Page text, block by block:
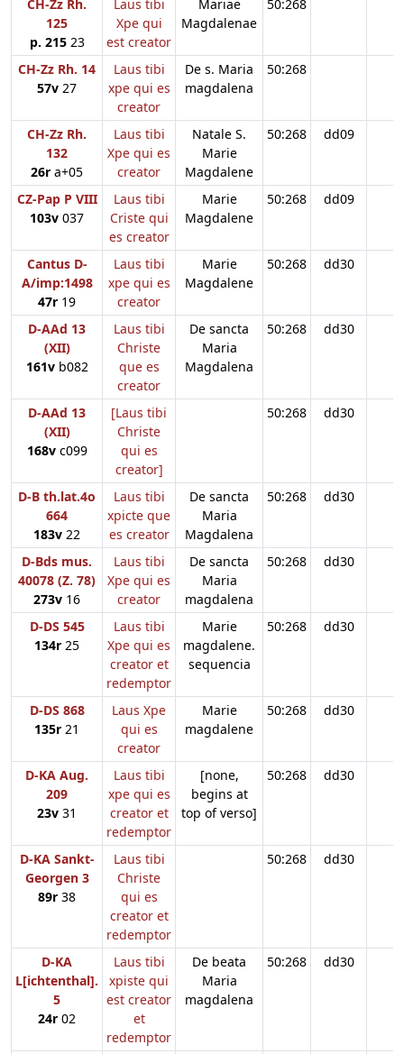
CH-Zz Rh.
125
p. 21523
Laus tibi
Xpe qui
est creator
Mariae
Magdalenae
50:268
CH-Zz Rh. 14
57v 27
Laus tibi
xpe qui es
creator
De s. Maria
magdalena
50:268
CH-Zz Rh.
132
26r a+05
Laus tibi
Xpe qui es
creator
Natale S.
Marie
Magdalene
50:268 dd09
CZ-Pap P VIII
103v 037
Laus tibi
Criste qui
es creator
Marie
Magdalene
50:268 dd09
Cantus D-
A/imp:1498
47r 19
Laus tibi
xpe qui es
creator
Marie
Magdalene
50:268 dd30
D-AAd 13
(XII)
161vb082
Laus tibi
Christe
que es
creator
De sancta
Maria
Magdalena
50:268 dd30
D-AAd 13
(XII)
168vc099
[Laus tibi
Christe
qui es
creator]
50:268 dd30
D-B th.lat.4o
664
183v 22
Laus tibi
xpicte que
es creator
De sancta
Maria
Magdalena
50:268 dd30
D-Bds mus.
40078 (Z. 78)
273v 16
Laus tibi
Xpe qui es
creator
De sancta
Maria
magdalena
50:268 dd30
D-DS 545
134r 25
Laus tibi
Xpe qui es
creator et
redemptor
Marie
magdalene.
sequencia
50:268 dd30
D-DS 868
135r 21
Laus Xpe
qui es
creator
Marie
magdalene
50:268 dd30
D-KA Aug.
209
23v 31
Laus tibi
xpe qui es
creator et
redemptor
[none,
begins at
top of verso]
50:268 dd30
D-KA Sankt-
Georgen 3
89r 38
Laus tibi
Christe
qui es
creator et
redemptor
50:268 dd30
D-KA
L[ichtenthal].
5
24r 02
Laus tibi
xpiste qui
est creator
et
redemptor
De beata
Maria
magdalena
50:268 dd30